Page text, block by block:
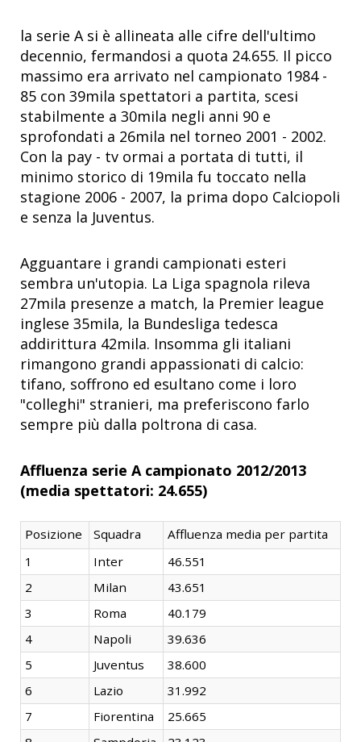
la serie A si è allineata alle cifre dell'ultimo
decennio, fermandosi a quota 24.655. Il picco
massimo era arrivato nel campionato 1984 -
85 con 39mila spettatori a partita, scesi
stabilmente a 30mila negli anni 90 e
sprofondati a 26mila nel torneo 2001 - 2002.
Con la pay - tv ormai a portata di tutti, il
minimo storico di 19mila fu toccato nella
stagione 2006 - 2007, la prima dopo Calciopoli
e senza la Juventus.
Agguantare i grandi campionati esteri
sembra un'utopia. La Liga spagnola rileva
27mila presenze a match, la Premier league
inglese 35mila, la Bundesliga tedesca
addirittura 42mila. Insomma gli italiani
rimangono grandi appassionati di calcio:
tifano, soffrono ed esultano come i loro
"colleghi" stranieri, ma preferiscono farlo
sempre più dalla poltrona di casa.
Affluenza serie A campionato 2012/2013
(media spettatori: 24.655)
Posizione Squadra
Affluenza media per partita
1
Inter
46.551
2
Milan
43.651
3
Roma
40.179
4
Napoli
39.636
5
Juventus
38.600
6
Lazio
31.992
7
Fiorentina
25.665